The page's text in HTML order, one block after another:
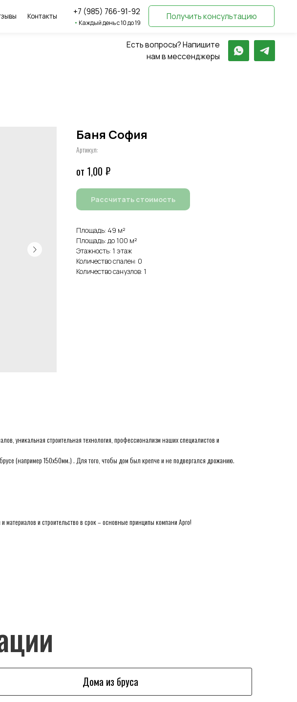
Получить консультацию
+7 (985) 766-91-92
•Каждый день с 10 до 19
Есть вопросы? Напишите
нам в мессенджеры
Баня София
Артикул:
1,00 ₽
Рассчитать стоимость
Площадь: 49 м²
Площадь: до 100 м²
Этажность: 1 этаж
Количество спален: 0
Количество санузлов: 1
уникальная строительная технология, профессионализм наших специалистов и
(например 150х50мм.) . Для того, чтобы дом был крепче и не подвергался дрожанию.
материалов и строительство в срок – основные принципы компани Арго!
Дома из бруса